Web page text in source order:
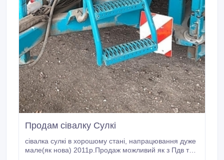
Продам сівалку Сулкі
сівалка сулкі в хорошому стані, напрацювання дуже
мале(як нова) 2011р.Продаж можливий як з Пдв так